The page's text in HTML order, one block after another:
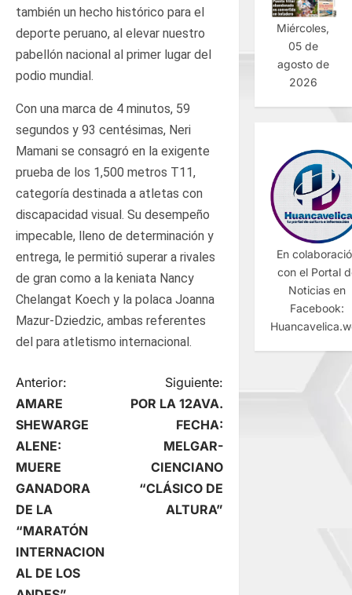
también un hecho histórico para el
deporte peruano, al elevar nuestro
pabellón nacional al primer lugar del
podio mundial.
Con una marca de 4 minutos, 59
segundos y 93 centésimas, Neri
Mamani se consagró en la exigente
prueba de los 1,500 metros T11,
categoría destinada a atletas con
discapacidad visual. Su desempeño
impecable, lleno de determinación y
entrega, le permitió superar a rivales
de gran como a la keniata Nancy
Chelangat Koech y la polaca Joanna
Mazur-Dziedzic, ambas referentes
del para atletismo internacional.
N
a
v
e
g
a
Anterior:
AMARE
SHEWARGE
ALENE:
MUERE
GANADORA
DE LA
“MARATÓN
INTERNACION
AL DE LOS
Siguiente:
POR LA 12AVA.
FECHA:
MELGAR-
CIENCIANO
“CLÁSICO DE
ALTURA”
Miércoles,
05 de
agosto de
2026
En
con el Portal
Noticias en
Facebook: